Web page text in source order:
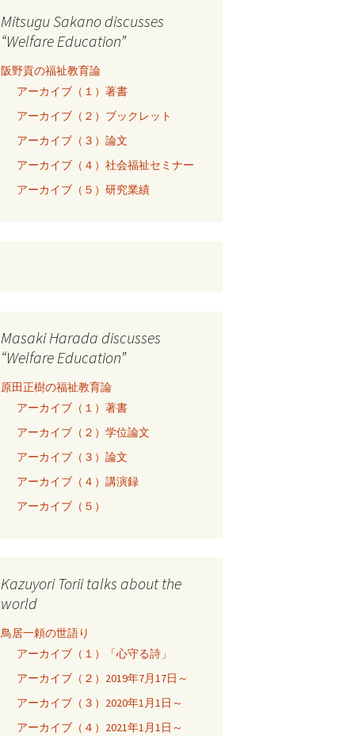
Mitsugu Sakano discusses
“Welfare Education”
阪野貢の福祉教育論
アーカイブ（１）著書
アーカイブ（２）ブックレット
アーカイブ（３）論文
アーカイブ（４）社会福祉セミナー
アーカイブ（５）研究業績
Masaki Harada discusses
“Welfare Education”
原田正樹の福祉教育論
アーカイブ（１）著書
アーカイブ（２）学位論文
アーカイブ（３）論文
アーカイブ（４）講演録
アーカイブ（５）
Kazuyori Torii talks about the
world
鳥居一頼の世語り
アーカイブ（１）「心守る詩」
アーカイブ（２）2019年7月17日～
アーカイブ（３）2020年1月1日～
アーカイブ（４）2021年1月1日～